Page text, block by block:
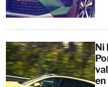
Ni
en